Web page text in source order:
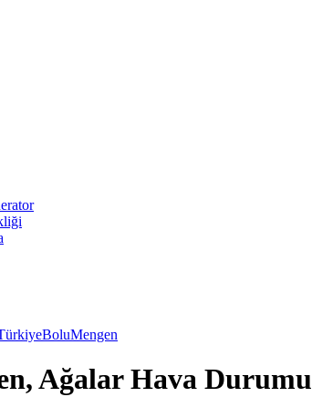
BoluMengen
Ağalar Hava Durumu